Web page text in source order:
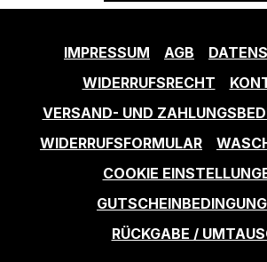
IMPRESSUM AGB
WIDERRUFSRECHT
VERSAND- UND
WIDERRUFSFORMULAR
COOKIE
RÜCKGABE /